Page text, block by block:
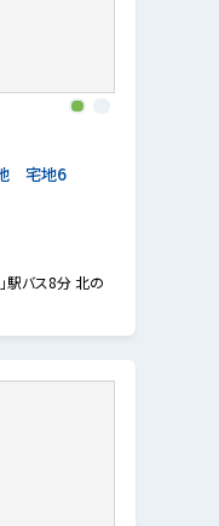
1
宅地6
駅バス8分 北の